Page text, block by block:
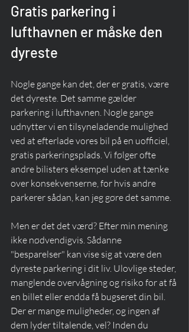
Gratis parkering i
lufthavnen er måske den
dyreste
Nogle gange kan det, der er gratis, være
det dyreste. Det samme gælder
parkering i lufthavnen. Nogle gange
udnytter vi en tilsyneladende mulighed
ved at efterlade vores bil på en uofficiel,
gratis parkeringsplads. Vi følger ofte
andre bilisters eksempel uden at tænke
over konsekvenserne, for hvis andre
parkerer sådan, kan jeg gøre det samme.
Men er det det værd? Efter min mening
ikke nødvendigvis. Sådanne
"besparelser" kan vise sig at være den
dyreste parkering i dit liv. Ulovlige steder,
manglende overvågning og risiko for at få
en billet eller endda få bugseret din bil.
Der er mange muligheder, og ingen af
dem lyder tiltalende, vel? Inden du